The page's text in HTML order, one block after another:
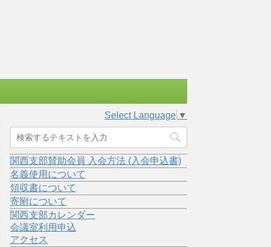
Select Language ▼
関西支部賛助会員 入会方法 (入会申込書)
名義使用について
領収書について
寄附について
関西支部カレンダー
会議室利用申込
アクセス